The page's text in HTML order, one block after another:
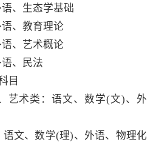
、生态学基础
、教育理论
、艺术概论
、民法
目
术类：语文、数学(文)、外
文、数学(理)、外语、物理化